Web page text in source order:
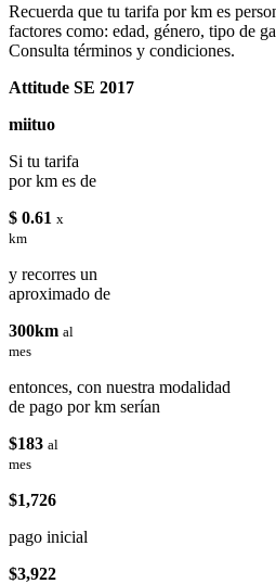
Recuerda que tu tarifa por km es
factores como: edad, género, tipo de
Consulta términos y condiciones.
Attitude SE 2017
miituo
Si tu tarifa
por km es de
$ 0.61 x
km
y recorres un
aproximado de
300km al
mes
entonces, con nuestra modalidad
de pago por km serían
$183 al
mes
$1,726
pago inicial
$3,922